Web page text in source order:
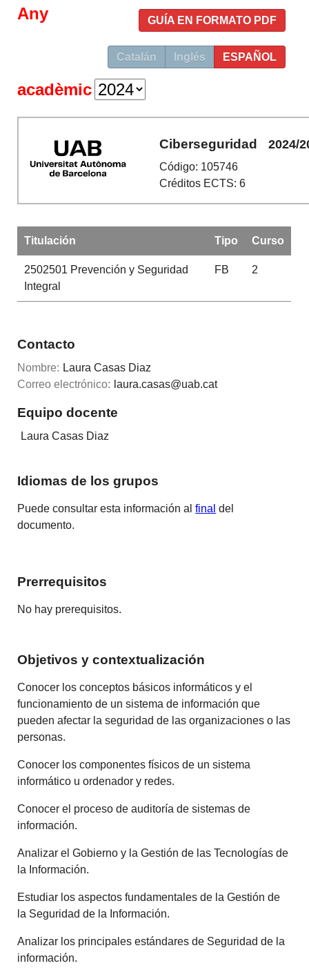
GUÍA EN FORMATO PDF
Catalán Inglés ESPAÑOL
Any
acadèmic
Ciberseguridad
Código: 105746
Créditos ECTS: 6
2024/
Titulación Tipo Curso
2502501 Prevención y Seguridad
Integral
FB 2
Contacto
Nombre: Laura Casas Diaz
Correo electrónico: laura.casas@uab.cat
Equipo docente
Laura Casas Diaz
Idiomas de los grupos
Puede consultar esta información alfinal del
documento.
Prerrequisitos
No hay prerequisitos.
Objetivos y contextualización
Conocer los conceptos básicos informáticos y el
funcionamiento de un sistema de información que
pueden afectar la seguridad de las organizaciones o las
personas.
Conocer los componentes físicos de un sistema
informático u ordenador y redes.
Conocer el proceso de auditoría de sistemas de
información.
Analizar el Gobierno y la Gestión de las Tecnologías de
la Información.
Estudiar los aspectos fundamentales de la Gestión de
la Seguridad de la Información.
Analizar los principales estándares de Seguridad de la
información.